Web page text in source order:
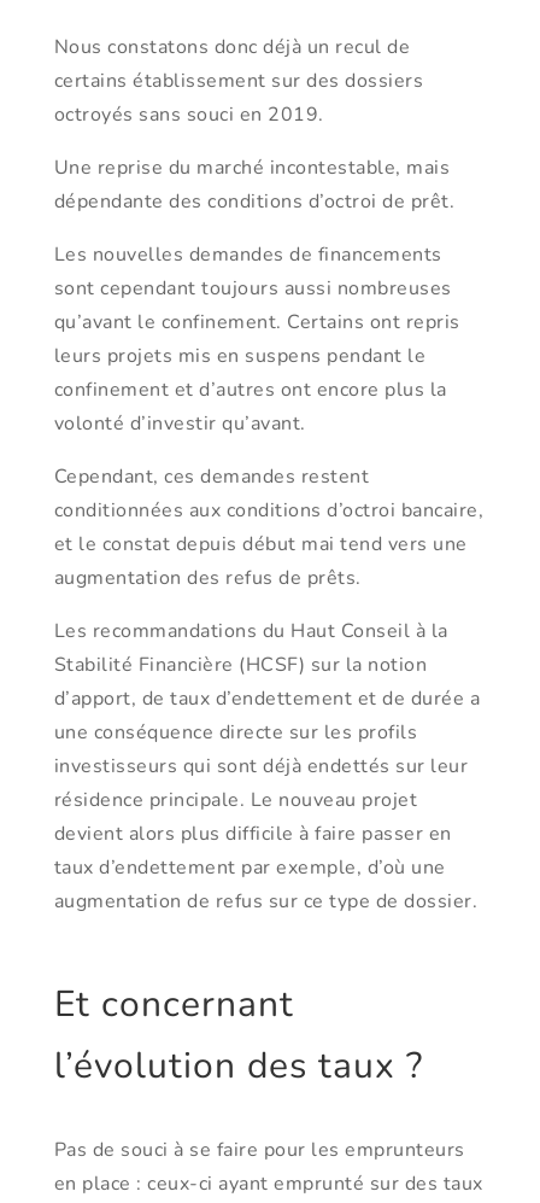
Nous constatons donc déjà un recul de
certains établissement sur des dossiers
octroyés sans souci en 2019.
Une reprise du marché incontestable, mais
dépendante des conditions d’octroi de prêt.
Les nouvelles demandes de financements
sont cependant toujours aussi nombreuses
qu’avant le confinement. Certains ont repris
leurs projets mis en suspens pendant le
confinement et d’autres ont encore plus la
volonté d’investir qu’avant.
Cependant, ces demandes restent
conditionnées aux conditions d’octroi bancaire,
et le constat depuis début mai tend vers une
augmentation des refus de prêts.
Les recommandations du Haut Conseil à la
Stabilité Financière (HCSF) sur la notion
d’apport, de taux d’endettement et de durée a
une conséquence directe sur les profils
investisseurs qui sont déjà endettés sur leur
résidence principale. Le nouveau projet
devient alors plus difficile à faire passer en
taux d’endettement par exemple, d’où une
augmentation de refus sur ce type de dossier.
Et concernant
l’évolution des taux ?
Pas de souci à se faire pour les emprunteurs
en place : ceux-ci ayant emprunté sur des taux